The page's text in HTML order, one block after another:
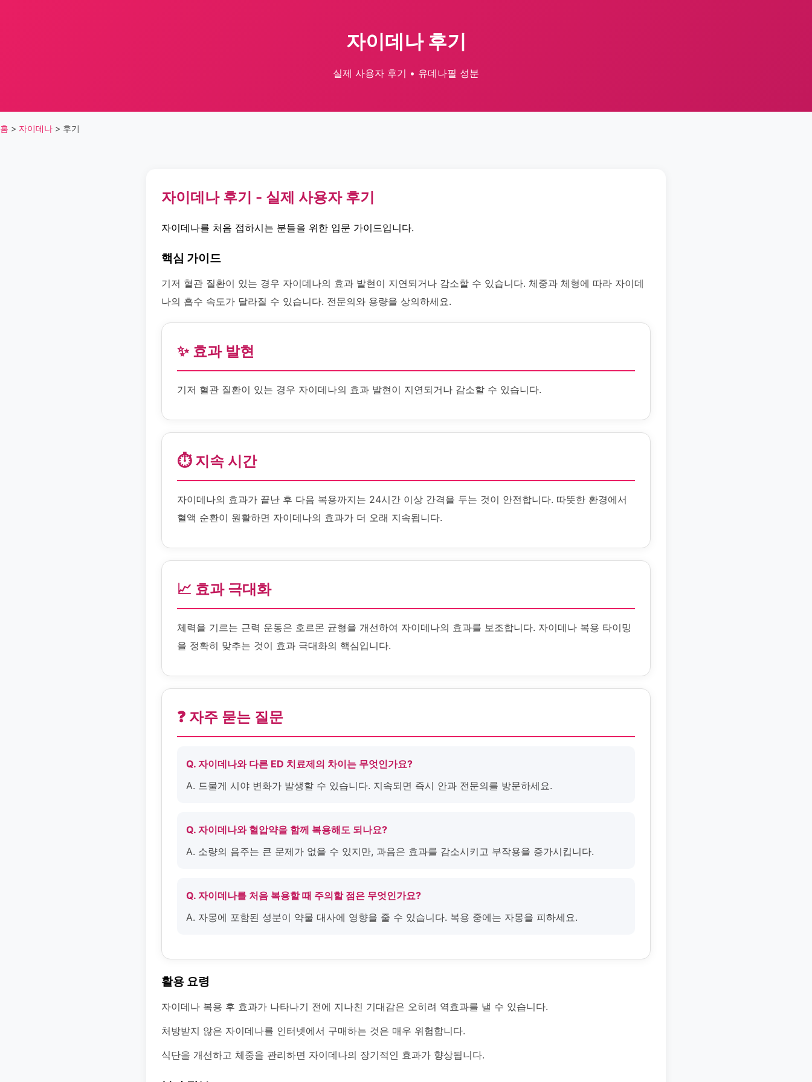
자이데나 후기
실제 사용자 후기 • 유데나필 성분
홈 > 자이데나 > 후기
자이데나 후기 - 실제 사용자 후기
자이데나를 처음 접하시는 분들을 위한 입문 가이드입니다.
핵심 가이드
기저 혈관 질환이 있는 경우 자이데나의 효과 발현이 지연되거나 감소할 수 있습니다. 체중과 체형에 따라 자이데
나의 흡수 속도가 달라질 수 있습니다. 전문의와 용량을 상의하세요.
✨ 효과 발현
기저 혈관 질환이 있는 경우 자이데나의 효과 발현이 지연되거나 감소할 수 있습니다.
⏱️ 지속 시간
자이데나의 효과가 끝난 후 다음 복용까지는 24시간 이상 간격을 두는 것이 안전합니다. 따뜻한 환경에서
혈액 순환이 원활하면 자이데나의 효과가 더 오래 지속됩니다.
📈 효과 극대화
체력을 기르는 근력 운동은 호르몬 균형을 개선하여 자이데나의 효과를 보조합니다. 자이데나 복용 타이밍
을 정확히 맞추는 것이 효과 극대화의 핵심입니다.
❓ 자주 묻는 질문
Q. 자이데나와 다른 ED 치료제의 차이는 무엇인가요?
A. 드물게 시야 변화가 발생할 수 있습니다. 지속되면 즉시 안과 전문의를 방문하세요.
Q. 자이데나와 혈압약을 함께 복용해도 되나요?
A. 소량의 음주는 큰 문제가 없을 수 있지만, 과음은 효과를 감소시키고 부작용을 증가시킵니다.
Q. 자이데나를 처음 복용할 때 주의할 점은 무엇인가요?
A. 자몽에 포함된 성분이 약물 대사에 영향을 줄 수 있습니다. 복용 중에는 자몽을 피하세요.
활용 요령
자이데나 복용 후 효과가 나타나기 전에 지나친 기대감은 오히려 역효과를 낼 수 있습니다.
처방받지 않은 자이데나를 인터넷에서 구매하는 것은 매우 위험합니다.
식단을 개선하고 체중을 관리하면 자이데나의 장기적인 효과가 향상됩니다.